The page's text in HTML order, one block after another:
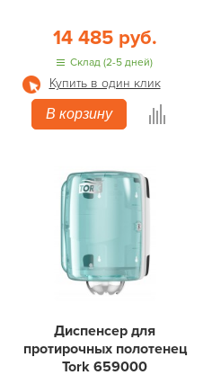
14 485 руб.
Склад (2-5 дней)
Купить в один клик
В корзину
Диспенсер для
протирочных полотенец
Tork 659000